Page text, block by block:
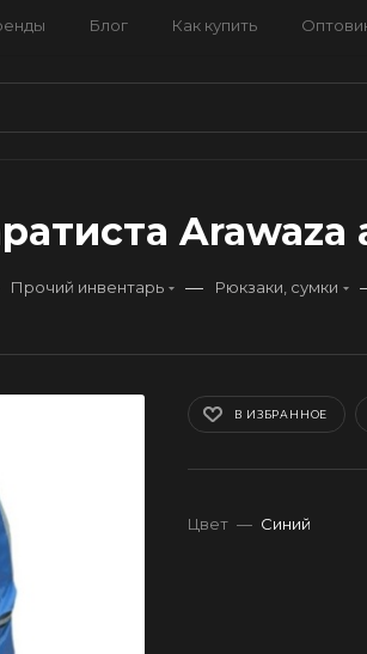
Блог Как купить
Arawaza
Прочий инвентарь — Рюкзаки, сумки
В ИЗБРАННОЕ
Цвет — Синий